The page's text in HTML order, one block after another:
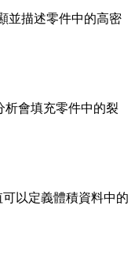
並描述零件中的高密
析會填充零件中的裂
以定義體積資料中的